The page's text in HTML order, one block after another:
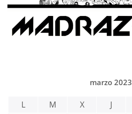
marzo 2023
L M X J